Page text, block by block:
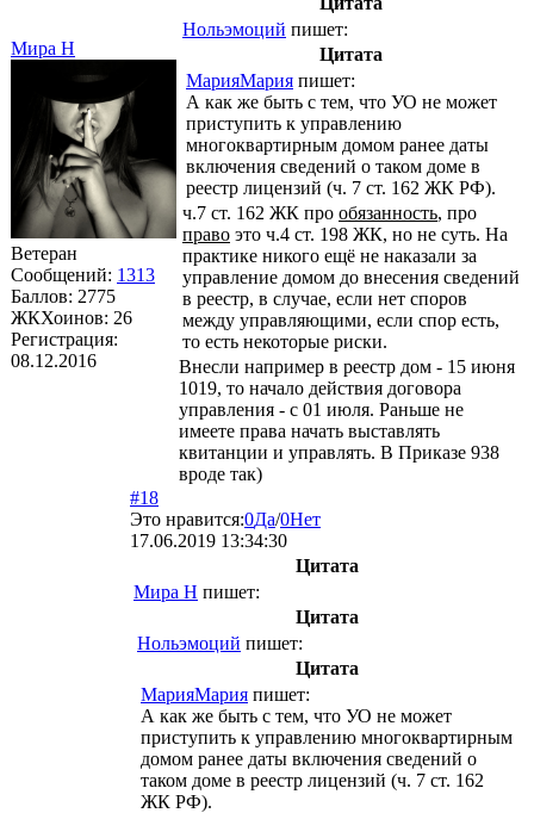
Мира Н
Ветеран
Сообщений: 1313
Баллов: 2775
ЖКХоинов: 26
Регистрация:
08.12.2016
Нольэмоций пишет:
Цитата
МарияМария пишет:
А как же быть с тем, что УО не может
приступить к управлению
многоквартирным домом ранее даты
включения сведений о таком доме в
реестр лицензий (ч. 7 ст. 162 ЖК РФ).
ч.7 ст. 162 ЖК про обязанность, про
право это ч.4 ст. 198 ЖК, но не суть. На
практике никого ещё не наказали за
управление домом до внесения сведений
в реестр, в случае, если нет споров
между управляющими, если спор есть,
то есть некоторые риски.
Внесли например в реестр дом - 15 июня
1019, то начало действия договора
управления - с 01 июля. Раньше не
имеете права начать выставлять
квитанции и управлять. В Приказе 938
вроде так)
#18
Это нравится:0Да/0Нет
17.06.2019 13:34:30
Цитата
Мира Н пишет:
Цитата
Нольэмоций пишет:
Цитата
МарияМария пишет:
А как же быть с тем, что УО не может
приступить к управлению многоквартирным
домом ранее даты включения сведений о
таком доме в реестр лицензий (ч. 7 ст. 162
ЖК РФ).